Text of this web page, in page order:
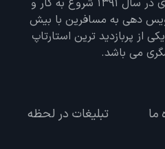
تمامی زمینه های گردشگری در سال 1391 شروع به کار و
سال سرویس دهی به مسافرین با بیش
از پربازدید ترین استارتاپ
می باشد.
ما تبلیغات در لحظه